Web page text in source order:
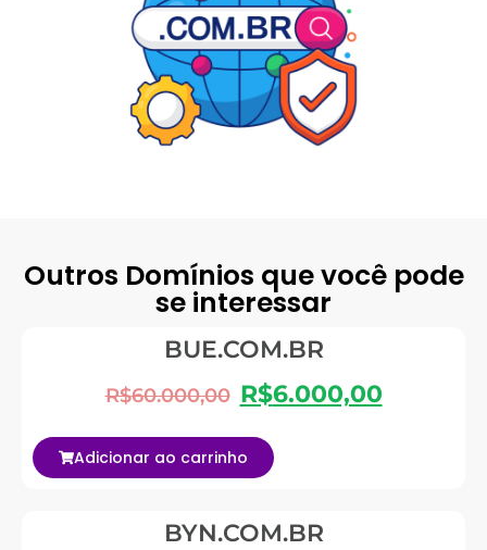
Outros Domínios que você pode
se interessar
BUE.COM.BR
R$60.000,00 R$6.000,00
Adicionar ao carrinho
BYN.COM.BR